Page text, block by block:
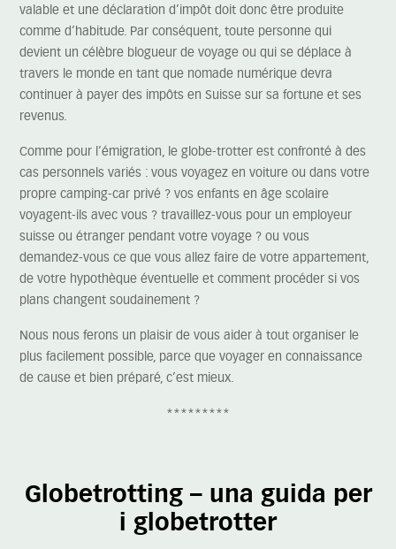
valable et une déclaration d’impôt doit donc être produite
comme d’habitude. Par conséquent, toute personne qui
devient un célèbre blogueur de voyage ou qui se déplace à
travers le monde en tant que nomade numérique devra
continuer à payer des impôts en Suisse sur sa fortune et ses
revenus.
Comme pour l’émigration, le globe-trotter est confronté à des
cas personnels variés : vous voyagez en voiture ou dans votre
propre camping-car privé ? vos enfants en âge scolaire
voyagent-ils avec vous ? travaillez-vous pour un employeur
suisse ou étranger pendant votre voyage ? ou vous
demandez-vous ce que vous allez faire de votre appartement,
de votre hypothèque éventuelle et comment procéder si vos
plans changent soudainement ?
Nous nous ferons un plaisir de vous aider à tout organiser le
plus facilement possible, parce que voyager en connaissance
de cause et bien préparé, c’est mieux.
*********
Globetrotting – una guida per
i globetrotter